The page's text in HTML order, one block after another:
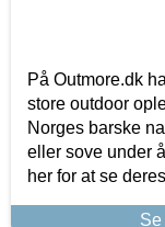
På Outmore.dk
store outdoor
Norges barske
eller sove under
her for at se